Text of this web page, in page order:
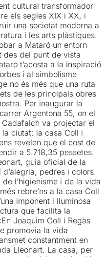
cultural transformador
els segles XIX i XX, i
una societat moderna a
i les arts plàstiques.
a Mataró un entorn
des del punt de vista
t’acosta a la inspiració
i al simbolisme
no és més que una ruta
de les principals obres
Per inaugurar la
Argentona 55, on el
Cadafalch va projectar el
ciutat: la casa Coll i
revelen que el cost de
a 5.718,35 pessetes.
guia oficial de la
pedres i colors.
l’higienisme i de la vida
rebre’ns a la casa Coll
imponent i lluminosa
que facilita la
Joaquim Coll i Regàs
promovia la vida
constantment en
Lleonart. La casa, per